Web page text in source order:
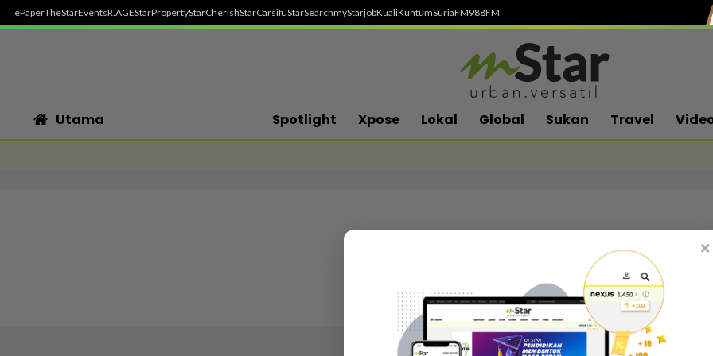
ePaperTheStarEventsR.AGEStarPropertyStarCherishStarCarsifuStarSearchmyStarjobKualiKuntumSuriaFM988FM
Utama Spotlight Xpose Lokal Global Sukan Travel
Follow media sosial kami
×